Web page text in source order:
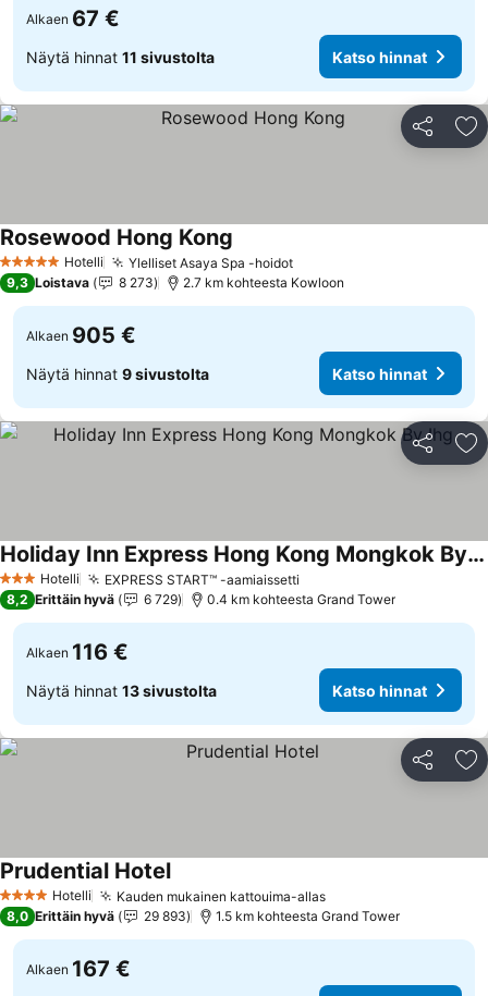
Alkaen 67 €
Näytä hinnat 11 sivustolta Katso hinnat
Jaa
5 Tähtiluokitus
Hotelli Ylelliset Asaya Spa -hoidot
Rosewood Hong Kong
9,3 Loistava 8 273 2.7 km kohteesta Kowloon
Alkaen 905 €
Näytä hinnat 9 sivustolta Katso hinnat
Jaa
3 Tähtiluokitus
Hotelli EXPRESS START™ -aamiaissetti
Holiday Inn Express Hong Kong Mongkok By Ihg
8,2 Erittäin hyvä 6 729 0.4 km kohteesta Grand Tower
Alkaen 116 €
Näytä hinnat 13 sivustolta Katso hinnat
Jaa
4 Tähtiluokitus
Hotelli Kauden mukainen kattouima-allas
Prudential Hotel
8,0 Erittäin hyvä 29 893 1.5 km kohteesta Grand Tower
Alkaen 167 €